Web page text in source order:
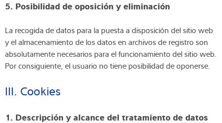
5. Posibilidad de oposición y eliminación
La recogida de datos para la puesta a disposición del sitio web
y el almacenamiento de los datos en archivos de registro son
absolutamente necesarios para el funcionamiento del sitio web.
Por consiguiente, el usuario no tiene posibilidad de oponerse.
III. Cookies
1. Descripción y alcance del tratamiento de datos